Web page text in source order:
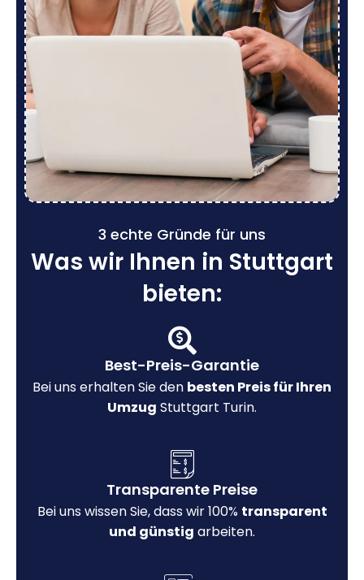
3 echte Gründe für uns
Was wir Ihnen in Stuttgart
bieten:
Best-Preis-Garantie
Bei uns erhalten Sie den besten Preis für Ihren
Umzug Stuttgart Turin.
Transparente Preise
Bei uns wissen Sie, dass wir 100% transparent
und günstig arbeiten.